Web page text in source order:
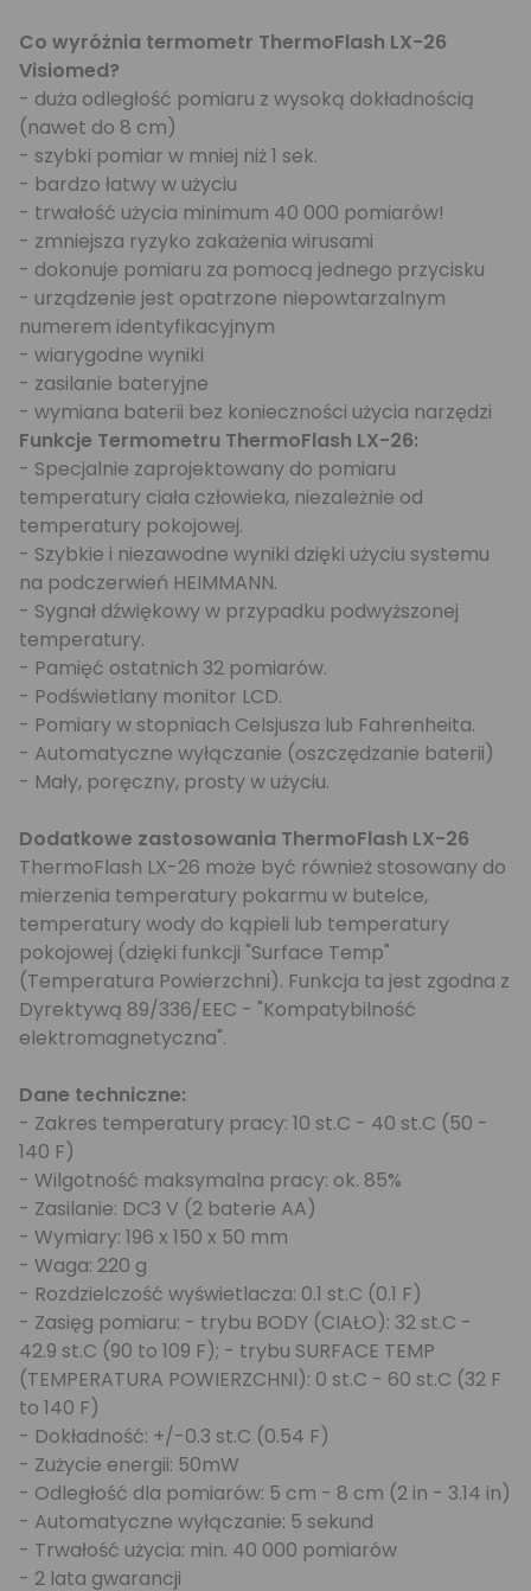
Co wyróżnia termometr ThermoFlash LX-26
Visiomed?
- duża odległość pomiaru z wysoką dokładnością
(nawet do 8 cm)
- szybki pomiar w mniej niż 1 sek.
- bardzo łatwy w użyciu
- trwałość użycia minimum 40 000 pomiarów!
- zmniejsza ryzyko zakażenia wirusami
- dokonuje pomiaru za pomocą jednego przycisku
- urządzenie jest opatrzone niepowtarzalnym
numerem identyfikacyjnym
- wiarygodne wyniki
- zasilanie bateryjne
- wymiana baterii bez konieczności użycia narzędzi
Funkcje Termometru ThermoFlash LX-26:
- Specjalnie zaprojektowany do pomiaru
temperatury ciała człowieka, niezależnie od
temperatury pokojowej.
- Szybkie i niezawodne wyniki dzięki użyciu systemu
na podczerwień HEIMMANN.
- Sygnał dźwiękowy w przypadku podwyższonej
temperatury.
- Pamięć ostatnich 32 pomiarów.
- Podświetlany monitor LCD.
- Pomiary w stopniach Celsjusza lub Fahrenheita.
- Automatyczne wyłączanie (oszczędzanie baterii)
- Mały, poręczny, prosty w użyciu.
Dodatkowe zastosowania ThermoFlash LX-26
ThermoFlash LX-26 może być również stosowany do
mierzenia temperatury pokarmu w butelce,
temperatury wody do kąpieli lub temperatury
pokojowej (dzięki funkcji "Surface Temp"
(Temperatura Powierzchni). Funkcja ta jest zgodna z
Dyrektywą 89/336/EEC - "Kompatybilność
elektromagnetyczna".
Dane techniczne:
- Zakres temperatury pracy: 10 st.C - 40 st.C (50 -
140 F)
- Wilgotność maksymalna pracy: ok. 85%
- Zasilanie: DC3 V (2 baterie AA)
- Wymiary: 196 x 150 x 50 mm
- Waga: 220 g
- Rozdzielczość wyświetlacza: 0.1 st.C (0.1 F)
- Zasięg pomiaru: - trybu BODY (CIAŁO): 32 st.C -
42.9 st.C (90 to 109 F); - trybu SURFACE TEMP
(TEMPERATURA POWIERZCHNI): 0 st.C - 60 st.C (32 F
to 140 F)
- Dokładność: +/-0.3 st.C (0.54 F)
- Zużycie energii: 50mW
- Odległość dla pomiarów: 5 cm - 8 cm (2 in - 3.14 in)
- Automatyczne wyłączanie: 5 sekund
- Trwałość użycia: min. 40 000 pomiarów
- 2 lata gwarancji